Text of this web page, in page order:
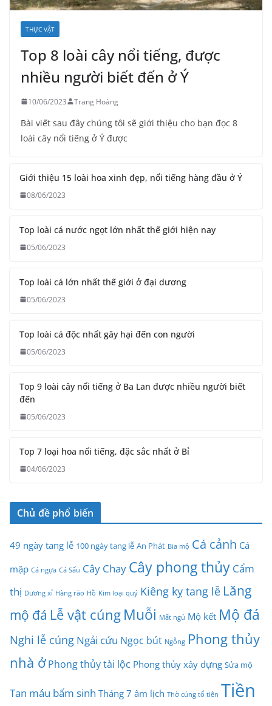
THỰC VẬT
Top 8 loài cây nổi tiếng, được
nhiều người biết đến ở Ý
10/06/2023 Trang Hoàng
Bài viết sau đây chúng tôi sẽ giới thiệu cho bạn đọc 8
loài cây nổi tiếng ở Ý được
Giới thiệu 15 loài hoa xinh đẹp, nổi tiếng hàng đầu ở Ý
08/06/2023
Top loài cá nước ngọt lớn nhất thế giới hiện nay
05/06/2023
Top loài cá lớn nhất thế giới ở đại dương
05/06/2023
Top loài cá độc nhất gây hại đến con người
05/06/2023
Top 9 loài cây nổi tiếng ở Ba Lan được nhiều người biết
đến
05/06/2023
Top 7 loại hoa nổi tiếng, đặc sắc nhất ở Bỉ
04/06/2023
Chủ đề phổ biến
49 ngày tang lễ 100 ngày tang lễ An Phát Bia mộ Cá cảnh Cá
mập Cá ngựa Cá Sấu Cây Chay Cây phong thủy Cẩm
thị Dương xỉ Hàng rào Hồ Kim loại quý Kiêng kỵ tang lễ Lăng
mộ đá Lễ vật cúng Muỗi Mất ngủ Mộ kết Mộ đá
Nghi lễ cúng Ngải cứu Ngọc bút Ngỗng Phong thủy
nhà ở Phong thủy tài lộc Phong thủy xây dựng Sửa mộ
Tan máu bẩm sinh Tháng 7 âm lịch Thờ cúng tổ tiên Tiền